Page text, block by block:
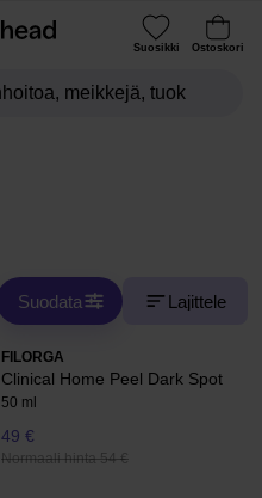
Suosikki Ostoskori
Suodata Lajittele
FILORGA
Clinical Home Peel Dark Spot
50 ml
49 €
Normaali hinta 54 €